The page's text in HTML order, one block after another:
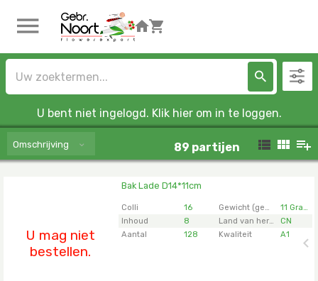
U bent niet ingelogd. Klik hier om in te loggen.
Omschrijving 89 partijen
U mag niet
bestellen.
Bak Lade D14*11cm
Colli 16 Gewicht (gemiddeld)
11 Gram
Inhoud
8 Land van herkomst
CN
Aantal
128 Kwaliteit A1
U moet ingelogd zijn om te kunnen kopen.Klik hier